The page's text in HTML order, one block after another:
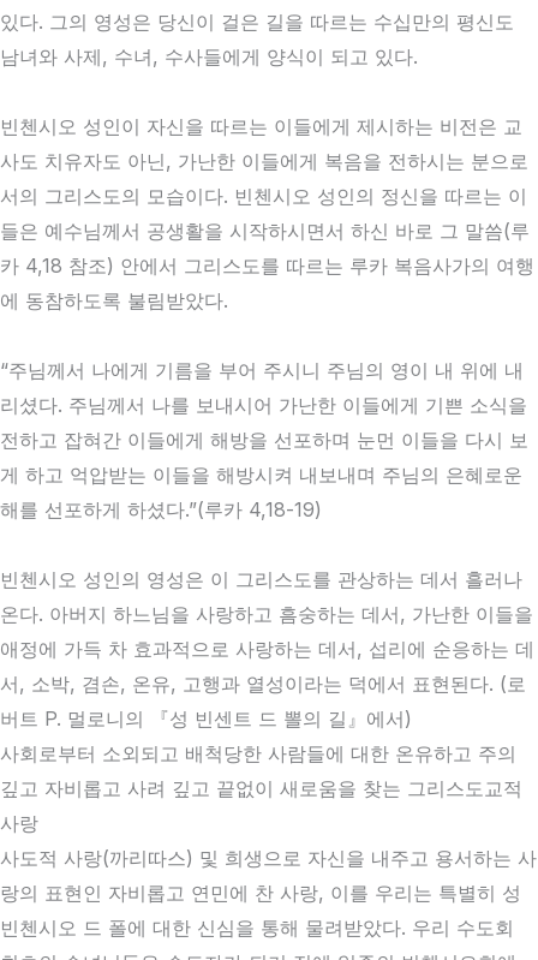
있다. 그의 영성은 당신이 걸은 길을 따르는 수십만의 평신도
남녀와 사제, 수녀, 수사들에게 양식이 되고 있다.
빈첸시오 성인이 자신을 따르는 이들에게 제시하는 비전은 교
사도 치유자도 아닌, 가난한 이들에게 복음을 전하시는 분으로
서의 그리스도의 모습이다. 빈첸시오 성인의 정신을 따르는 이
들은 예수님께서 공생활을 시작하시면서 하신 바로 그 말씀(루
카 4,18 참조) 안에서 그리스도를 따르는 루카 복음사가의 여행
에 동참하도록 불림받았다.
“주님께서 나에게 기름을 부어 주시니 주님의 영이 내 위에 내
리셨다. 주님께서 나를 보내시어 가난한 이들에게 기쁜 소식을
전하고 잡혀간 이들에게 해방을 선포하며 눈먼 이들을 다시 보
게 하고 억압받는 이들을 해방시켜 내보내며 주님의 은혜로운
해를 선포하게 하셨다.”(루카 4,18-19)
빈첸시오 성인의 영성은 이 그리스도를 관상하는 데서 흘러나
온다. 아버지 하느님을 사랑하고 흠숭하는 데서, 가난한 이들을
애정에 가득 차 효과적으로 사랑하는 데서, 섭리에 순응하는 데
서, 소박, 겸손, 온유, 고행과 열성이라는 덕에서 표현된다. (로
버트 P. 멀로니의 『성 빈센트 드 뽈의 길』에서)
사회로부터 소외되고 배척당한 사람들에 대한 온유하고 주의
깊고 자비롭고 사려 깊고 끝없이 새로움을 찾는 그리스도교적
사랑
사도적 사랑(까리따스) 및 희생으로 자신을 내주고 용서하는 사
랑의 표현인 자비롭고 연민에 찬 사랑, 이를 우리는 특별히 성
빈첸시오 드 폴에 대한 신심을 통해 물려받았다. 우리 수도회